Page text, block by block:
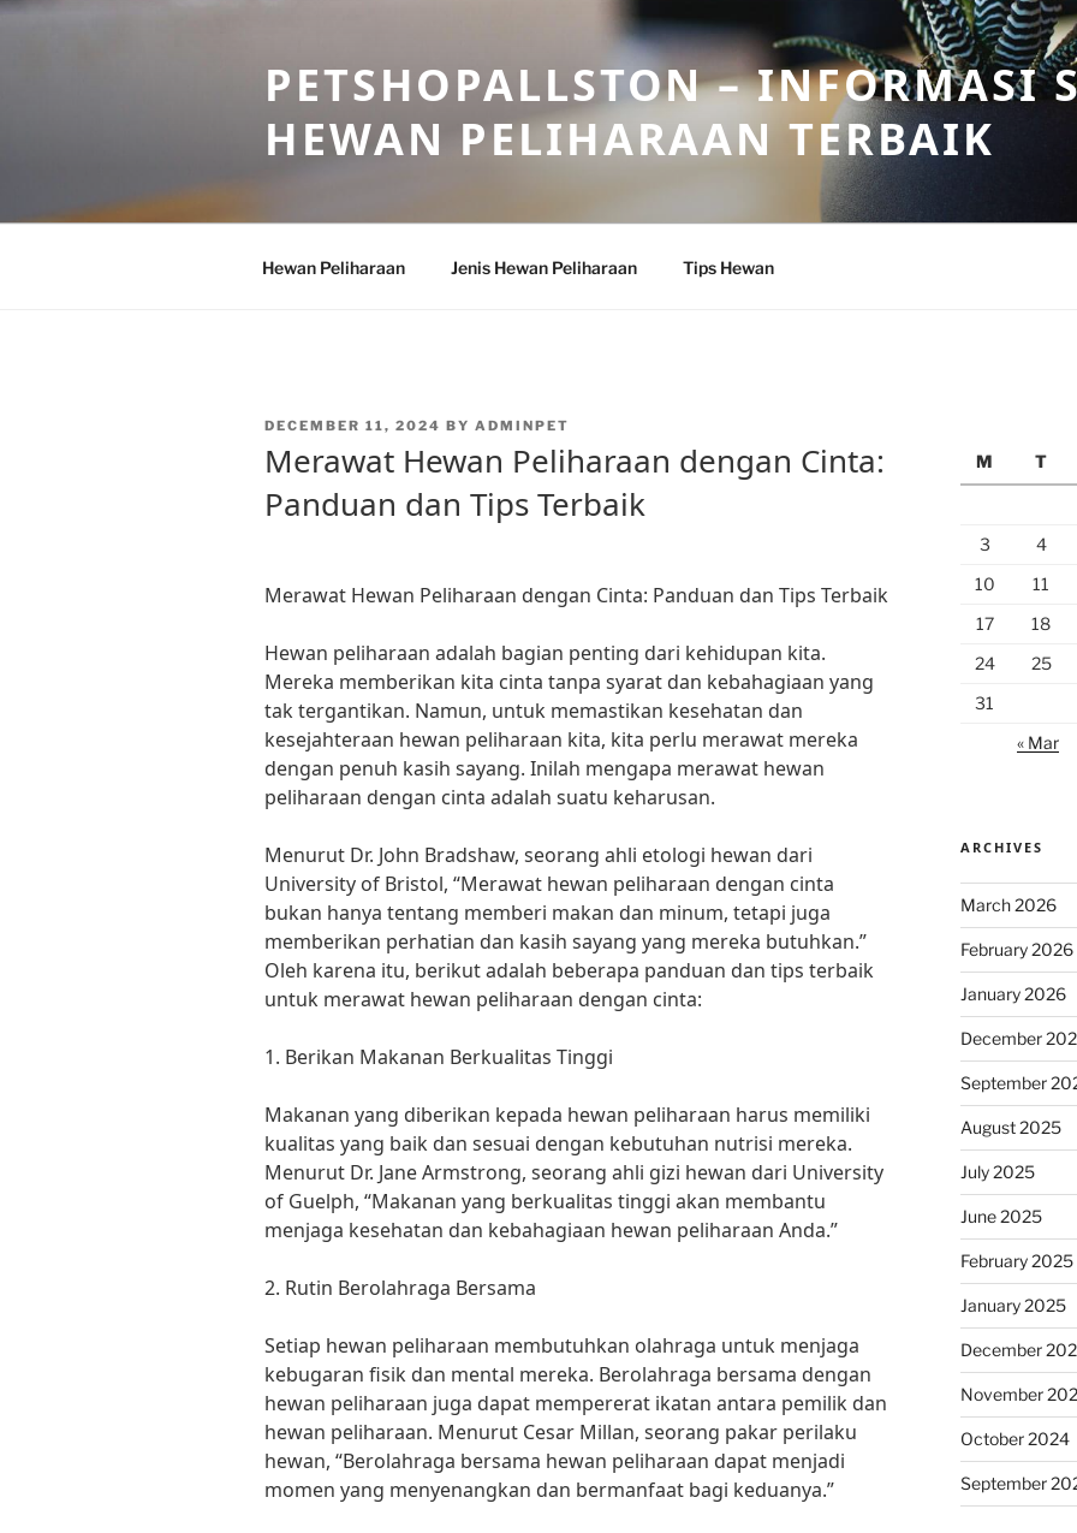
Skip
PETSHOPALLSTON – INFORMASI
HEWAN PELIHARAAN TERBAIK
Hewan Peliharaan Jenis Hewan Peliharaan Tips Hewan
POSTED
DECEMBER 11, 2024 BY ADMINPET
Merawat Hewan Peliharaan dengan Cinta:
Panduan dan Tips Terbaik
Merawat Hewan Peliharaan dengan Cinta: Panduan dan Tips Terbaik
Hewan peliharaan adalah bagian penting dari kehidupan kita.
Mereka memberikan kita cinta tanpa syarat dan kebahagiaan yang
tak tergantikan. Namun, untuk memastikan kesehatan dan
kesejahteraan hewan peliharaan kita, kita perlu merawat mereka
dengan penuh kasih sayang. Inilah mengapa merawat hewan
peliharaan dengan cinta adalah suatu keharusan.
Menurut Dr. John Bradshaw, seorang ahli etologi hewan dari
University of Bristol, “Merawat hewan peliharaan dengan cinta
bukan hanya tentang memberi makan dan minum, tetapi juga
memberikan perhatian dan kasih sayang yang mereka butuhkan.”
Oleh karena itu, berikut adalah beberapa panduan dan tips terbaik
untuk merawat hewan peliharaan dengan cinta:
1. Berikan Makanan Berkualitas Tinggi
Makanan yang diberikan kepada hewan peliharaan harus memiliki
kualitas yang baik dan sesuai dengan kebutuhan nutrisi mereka.
Menurut Dr. Jane Armstrong, seorang ahli gizi hewan dari University
of Guelph, “Makanan yang berkualitas tinggi akan membantu
menjaga kesehatan dan kebahagiaan hewan peliharaan Anda.”
2. Rutin Berolahraga Bersama
Setiap hewan peliharaan membutuhkan olahraga untuk menjaga
kebugaran fisik dan mental mereka. Berolahraga bersama dengan
hewan peliharaan juga dapat mempererat ikatan antara pemilik dan
hewan peliharaan. Menurut Cesar Millan, seorang pakar perilaku
hewan, “Berolahraga bersama hewan peliharaan dapat menjadi
momen yang menyenangkan dan bermanfaat bagi keduanya.”
M
T
3
4
10
11
17
18
24
25
31
« Mar
ARCHIVES
March 2026
February 2026
January 2026
December
September
August 2025
July 2025
June 2025
February 2025
January 2025
December
November
October 2024
September